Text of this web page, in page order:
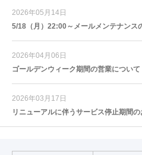
2026年05月14日
5/18（月）22:00～メールメンテナンス
2026年04月06日
ゴールデンウィーク期間の営業について
2026年03月17日
リニューアルに伴うサービス停止期間